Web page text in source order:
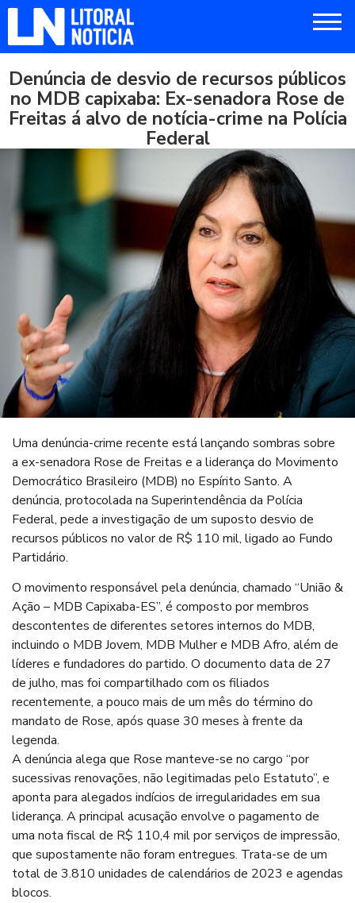
Denúncia de desvio de recursos públicos
no MDB capixaba: Ex-senadora Rose de
Freitas á alvo de notícia-crime na Polícia
Federal
Uma denúncia-crime recente está lançando sombras sobre
a ex-senadora Rose de Freitas e a liderança do Movimento
Democrático Brasileiro (MDB) no Espírito Santo. A
denúncia, protocolada na Superintendência da Polícia
Federal, pede a investigação de um suposto desvio de
recursos públicos no valor de R$ 110 mil, ligado ao Fundo
Partidário.
O movimento responsável pela denúncia, chamado “União &
Ação – MDB Capixaba-ES”, é composto por membros
descontentes de diferentes setores internos do MDB,
incluindo o MDB Jovem, MDB Mulher e MDB Afro, além de
líderes e fundadores do partido. O documento data de 27
de julho, mas foi compartilhado com os filiados
recentemente, a pouco mais de um mês do término do
mandato de Rose, após quase 30 meses à frente da
legenda.
A denúncia alega que Rose manteve-se no cargo “por
sucessivas renovações, não legitimadas pelo Estatuto”, e
aponta para alegados indícios de irregularidades em sua
liderança. A principal acusação envolve o pagamento de
uma nota fiscal de R$ 110,4 mil por serviços de impressão,
que supostamente não foram entregues. Trata-se de um
total de 3.810 unidades de calendários de 2023 e agendas
blocos.